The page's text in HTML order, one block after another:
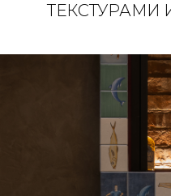
ТЕКСТУРАМИ